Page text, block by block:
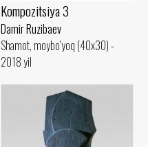
Kompozitsiya 3
Damir Ruzibaev
Shamot, moybo‘yoq (40x30) -
2018 yil